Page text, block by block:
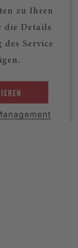
zu Ihren
die Details
Service